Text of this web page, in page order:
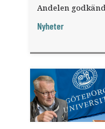
Andelen
Nyheter